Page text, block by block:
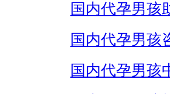
国内代孕男孩
国内代孕男孩
国内代孕男孩